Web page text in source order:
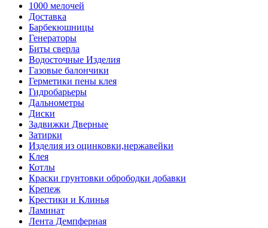
1000 мелочей
Доставка
Барбекюшницы
Генераторы
Биты сверла
Водосточные Изделия
Газовые балончики
Герметики пены клея
Гидробарьеры
Дальнометры
Диски
Задвижки Дверные
Затирки
Изделия из оцинковки,нержавейки
Клея
Котлы
Краски грунтовки обрободки добавки
Крепеж
Крестики и Клинья
Ламинат
Лента Демпферная